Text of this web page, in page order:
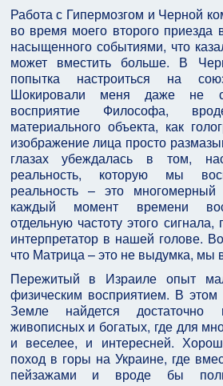
Работа с Гипермозгом и Черной
во время моего второго приезда
насыщенного событиями, что
может вместить больше. В
попытка настроиться на
Шокировали меня даже не
восприятие Философа,
материального объекта, как
изображение лица просто
глазах убеждалась в том,
реальность, которую мы
реальность – это
каждый момент времени
отдельную частоту этого
интерпретатор в нашей голове.
что Матрица – это не выдумка, мы
Пережитый в Израиле опыт
физическим восприятием. В
Земле найдется
живописных и богатых, где для
и веселее, и интересней.
поход в горы на Украине, где
пейзажами и вроде бы